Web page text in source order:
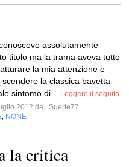
assolutamente
titolo ma la trama aveva tutto
la mia attenzione e
scendere la classica bavetta
sintomo di...
Leggere il seguito
2012 da
Suerte77
NONE
la critica